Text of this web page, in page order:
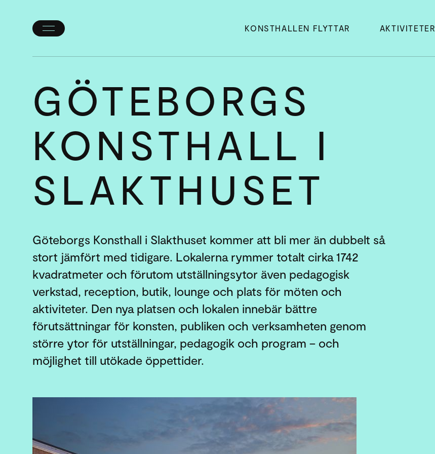
Öppna/stäng
KONSTHALLEN FLYTTAR AKTIVITETER
GÖTEBORGS
KONSTHALL I
SLAKT­HUSET
Göteborgs Konsthall i Slakthuset kommer att bli mer än dubbelt så
stort jämfört med tidigare. Lokalerna rymmer totalt cirka 1742
kvadratmeter och förutom utställningsytor även pedagogisk
verkstad, reception, butik, lounge och plats för möten och
aktiviteter. Den nya platsen och lokalen innebär bättre
förutsättningar för konsten, publiken och verksamheten genom
större ytor för utställningar, pedagogik och program – och
möjlighet till utökade öppettider.